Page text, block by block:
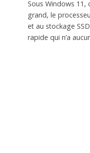
Sous Windows 11,
grand, le
et au stockage
rapide qui n’a